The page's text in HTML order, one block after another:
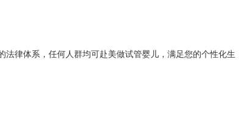
律体系，任何人群均可赴美做试管婴儿，满足您的个性化生